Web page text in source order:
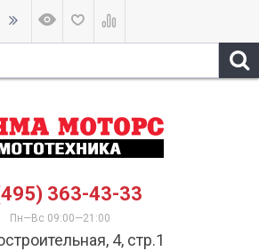
363-43-33
Пн—Вс 09:00—21:00
4, стр.1